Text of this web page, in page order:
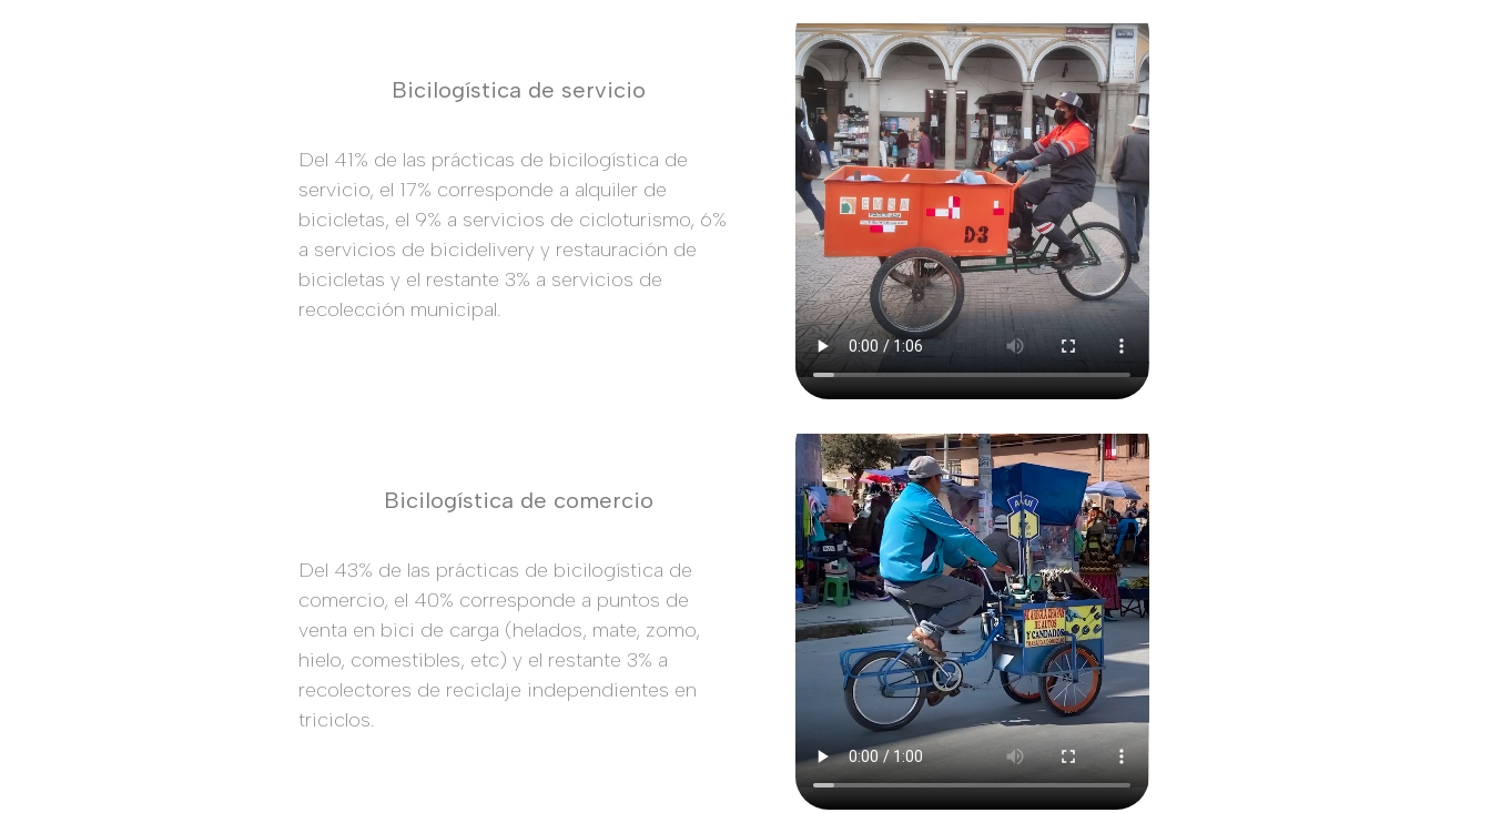
Bicilogística de servicio
Del 41% de las prácticas de bicilogística de
servicio, el 17% corresponde a alquiler de
bicicletas, el 9% a servicios de cicloturismo, 6%
a servicios de bicidelivery y restauración de
bicicletas y el restante 3% a servicios de
recolección municipal.
Bicilogística de comercio
Del 43% de las prácticas de bicilogística de
comercio, el 40% corresponde a puntos de
venta en bici de carga (helados, mate, zomo,
hielo, comestibles, etc) y el restante 3% a
recolectores de reciclaje independientes en
triciclos.